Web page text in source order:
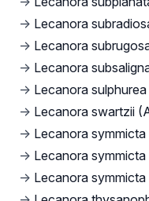
→ Lecanora
→ Lecanora
→ Lecanora
→ Lecanora
→ Lecanora swartzii
→ Lecanora
→ Lecanora
→ Lecanora